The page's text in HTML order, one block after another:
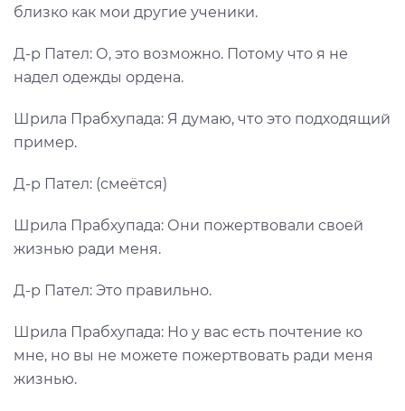
близко как мои другие ученики.
Д-р Пател: О, это возможно. Потому что я не
надел одежды ордена.
Шрила Прабхупада: Я думаю, что это подходящий
пример.
Д-р Пател: (смеётся)
Шрила Прабхупада: Они пожертвовали своей
жизнью ради меня.
Д-р Пател: Это правильно.
Шрила Прабхупада: Но у вас есть почтение ко
мне, но вы не можете пожертвовать ради меня
жизнью.